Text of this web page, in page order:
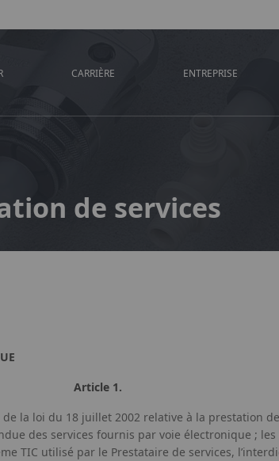
CARRIÈRE ENTREPRISE
de services
Article 1.
la loi du 18 juillet 2002 relative à la prestation
des services fournis par voie électronique ;
TIC utilisé par le Prestataire de services,